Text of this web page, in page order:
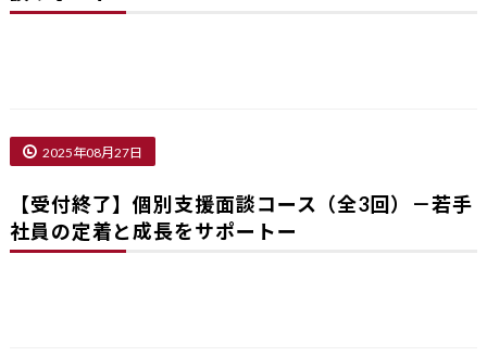
2025年08月27日
【受付終了】個別支援面談コース（全3回）－若手
社員の定着と成長をサポートー